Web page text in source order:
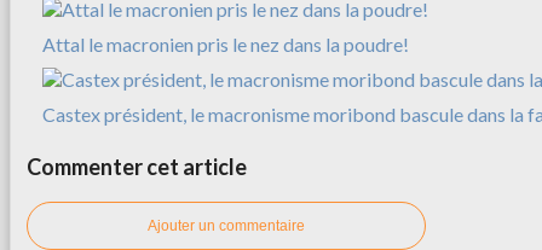
Attal le macronien pris le nez dans la poudre!
Castex président, le macronisme moribond bascule dans la
Commenter cet article
Ajouter un commentaire